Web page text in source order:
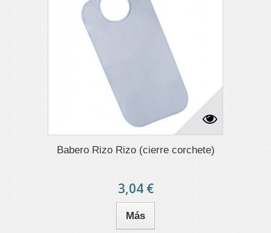
Babero Rizo Rizo (cierre corchete)
3,04 €
Más